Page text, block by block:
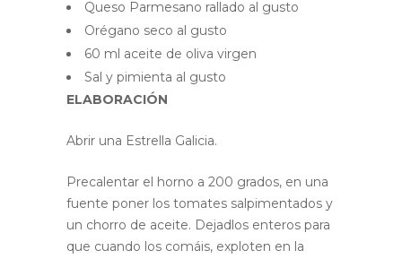
Queso Parmesano rallado al gusto
Orégano seco al gusto
60 ml aceite de oliva virgen
Sal y pimienta al gusto
ELABORACIÓN
Abrir una Estrella Galicia.
Precalentar el horno a 200 grados, en una
fuente poner los tomates salpimentados y
un chorro de aceite. Dejadlos enteros para
que cuando los comáis, exploten en la